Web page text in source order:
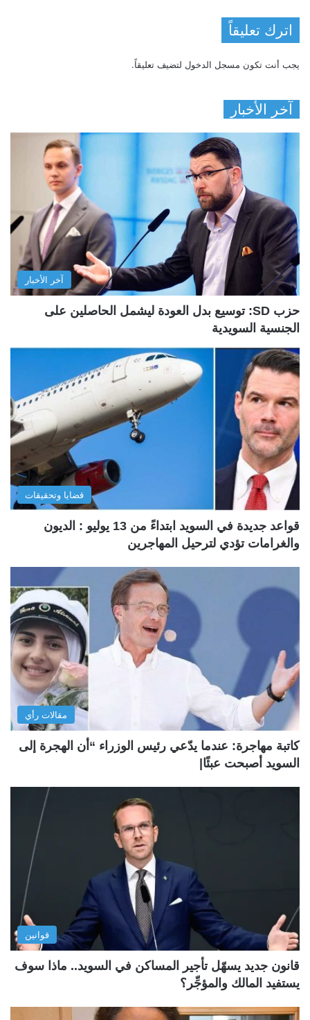
اترك تعليقاً
يجب أنت تكون مسجل الدخول لتضيف تعليقاً.
آخر الأخبار
آخر الأخبار
حزب SD: توسيع بدل العودة ليشمل الحاصلين على
الجنسية السويدية
قضايا وتحقيقات
قواعد جديدة في السويد ابتداءً من 13 يوليو : الديون
والغرامات تؤدي لترحيل المهاجرين
مقالات رأي
كاتبة مهاجرة: عندما يدّعي رئيس الوزراء “أن الهجرة إلى
السويد أصبحت عبئًا|
قوانين
قانون جديد يسهّل تأجير المساكن في السويد.. ماذا سوف
يستفيد المالك والمؤجِّر؟